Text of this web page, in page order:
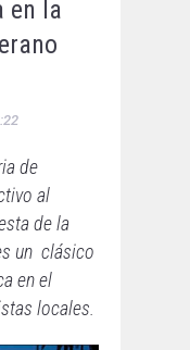
en la
de
al
de la
un clásico
en el
locales.